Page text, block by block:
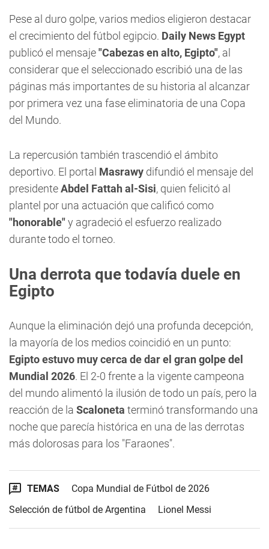
Pese al duro golpe, varios medios eligieron destacar
el crecimiento del fútbol egipcio. Daily News Egypt
publicó el mensaje"Cabezas en alto, Egipto", al
considerar que el seleccionado escribió una de las
páginas más importantes de su historia al alcanzar
por primera vez una fase eliminatoria de una Copa
del Mundo.
La repercusión también trascendió el ámbito
deportivo. El portal Masrawy difundió el mensaje del
presidenteAbdel Fattah al-Sisi, quien felicitó al
plantel por una actuación que calificó como
"honorable"y agradeció el esfuerzo realizado
durante todo el torneo.
Una derrota que todavía duele en
Egipto
Aunque la eliminación dejó una profunda decepción,
la mayoría de los medios coincidió en un punto:
Egipto estuvo muy cerca de dar el gran golpe del
Mundial 2026. El 2-0 frente a la vigente campeona
del mundo alimentó la ilusión de todo un país, pero la
reacción de la Scaloneta terminó transformando una
noche que parecía histórica en una de las derrotas
más dolorosas para los "Faraones".
TEMAS
Copa Mundial de Fútbol de 2026
Selección de fútbol de Argentina
Lionel Messi